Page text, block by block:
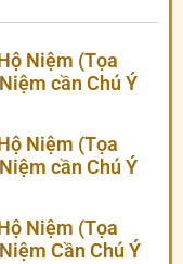
Niệm (Tọa
cần Chú Ý
Niệm (Tọa
cần Chú Ý
Niệm (Tọa
Cần Chú Ý